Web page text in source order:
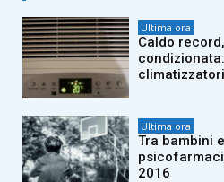
Ultima ora
Caldo
Ultima ora
Tra bambini
2016